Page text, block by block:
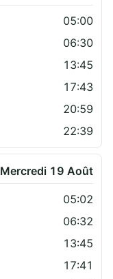
05:00
06:30
13:45
17:43
20:59
22:39
Mercredi 19 Août
05:02
06:32
13:45
17:41